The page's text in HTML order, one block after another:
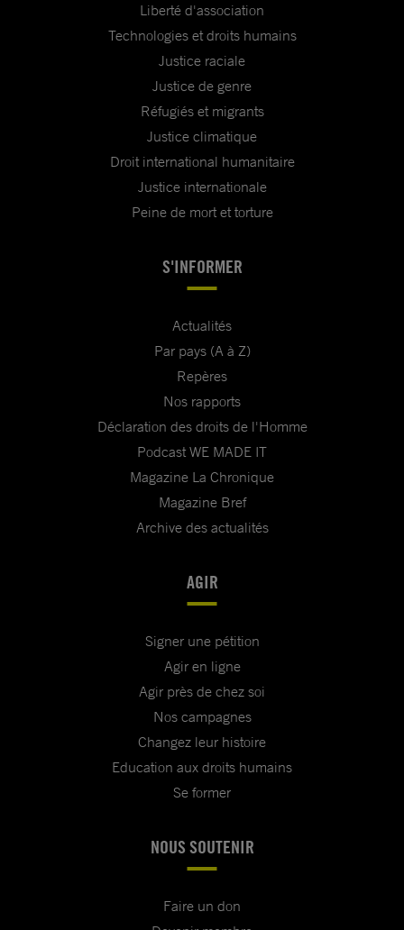
Liberté d'association
Technologies et droits humains
Justice raciale
Justice de genre
Réfugiés et migrants
Justice climatique
Droit international humanitaire
Justice internationale
Peine de mort et torture
S'INFORMER
Actualités
Par pays (A à Z)
Repères
Nos rapports
Déclaration des droits de l'Homme
Podcast WE MADE IT
Magazine La Chronique
Magazine Bref
Archive des actualités
AGIR
Signer une pétition
Agir en ligne
Agir près de chez soi
Nos campagnes
Changez leur histoire
Education aux droits humains
Se former
NOUS SOUTENIR
Faire un don